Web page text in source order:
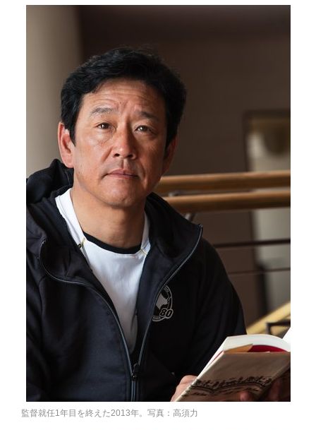
監督就任1年目を終えた2013年。写真：高須力